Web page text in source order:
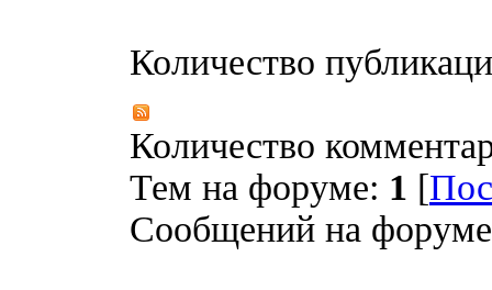
Количество
Количество
Тем на форуме: 1 [
Сообщений на